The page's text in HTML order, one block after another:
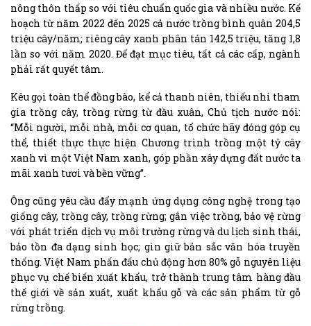
nông thôn thấp so với tiêu chuẩn quốc gia và nhiều nước. Kế
hoạch từ năm 2022 đến 2025 cả nước trồng bình quân 204,5
triệu cây/năm; riêng cây xanh phân tán 142,5 triệu, tăng 1,8
lần so với năm 2020. Để đạt mục tiêu, tất cả các cấp, ngành
phải rất quyết tâm.
Kêu gọi toàn thể đồng bào, kể cả thanh niên, thiếu nhi tham
gia trồng cây, trồng rừng từ đầu xuân, Chủ tịch nước nói:
“Mỗi người, mỗi nhà, mỗi cơ quan, tổ chức hãy đóng góp cụ
thể, thiết thực thực hiện Chương trình trồng một tỷ cây
xanh vì một Việt Nam xanh, góp phần xây dựng đất nước ta
mãi xanh tươi và bền vững”.
Ông cũng yêu cầu đẩy mạnh ứng dụng công nghệ trong tạo
giống cây, trồng cây, trồng rừng; gắn việc trồng, bảo vệ rừng
với phát triển dịch vụ môi trường rừng và du lịch sinh thái,
bảo tồn đa dạng sinh học; gìn giữ bản sắc văn hóa truyền
thống. Việt Nam phấn đấu chủ động hơn 80% gỗ nguyên liệu
phục vụ chế biến xuất khẩu, trở thành trung tâm hàng đầu
thế giới về sản xuất, xuất khẩu gỗ và các sản phẩm từ gỗ
rừng trồng.